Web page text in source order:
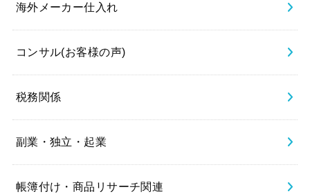
海外メーカー仕入れ
コンサル(お客様の声)
税務関係
副業・独立・起業
帳簿付け・商品リサーチ関連